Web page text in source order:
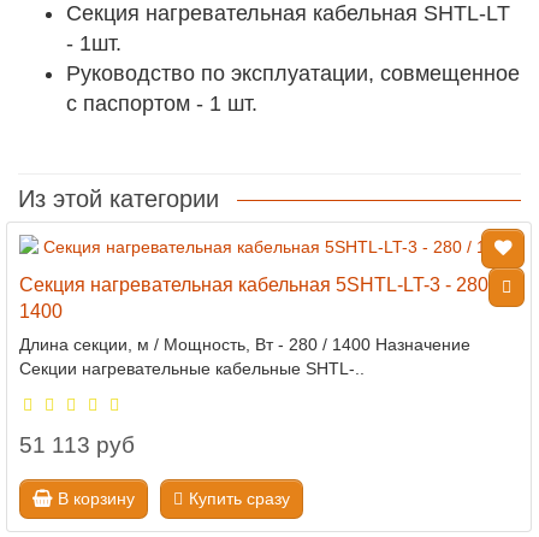
Секция нагревательная кабельная SHTL-LT
- 1шт.
Руководство по эксплуатации, совмещенное
с паспортом - 1 шт.
Из этой категории
Секция нагревательная кабельная 5SHTL-LT-3 - 280 /
1400
Длина секции, м / Мощность, Вт - 280 / 1400 Назначение
Секции нагревательные кабельные SHTL-..
51 113 руб
В корзину Купить сразу